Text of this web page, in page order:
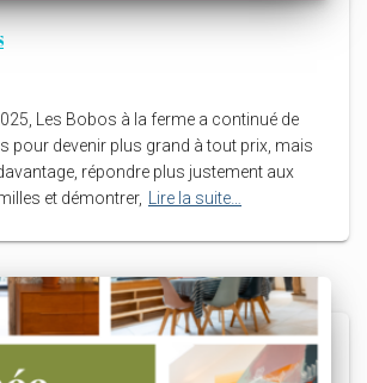
Les Bobos à la ferme a continué de
pour devenir plus grand à tout prix, mais
répondre plus justement aux
et démontrer,
Lire la suite…